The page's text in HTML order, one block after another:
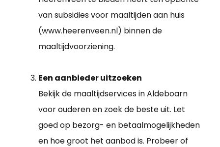
van subsidies voor maaltijden aan huis
(www.heerenveen.nl) binnen de
maaltijdvoorziening.
Een aanbieder uitzoeken
Bekijk de maaltijdservices in Aldeboarn
voor ouderen en zoek de beste uit. Let
goed op bezorg- en betaalmogelijkheden
en hoe groot het aanbod is. Probeer of